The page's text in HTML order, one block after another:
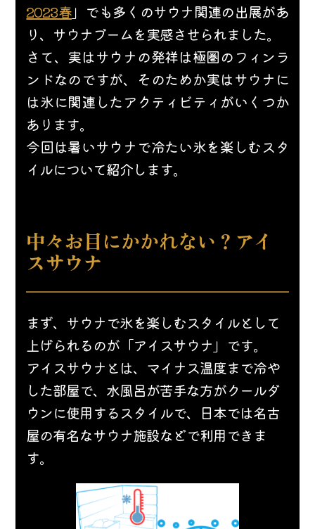
2023春」でも多くのサウナ関連の出展があ
り、サウナブームを実感させられました。
さて、実はサウナの発祥は極圏のフィンラ
ンドなのですが、そのためか実はサウナに
は氷に関連したアクティビティがいくつか
あります。
今回は暑いサウナで冷たい氷を楽しむスタ
イルについて紹介します。
中々お目にかかれない？アイ
スサウナ
まず、サウナで氷を楽しむスタイルとして
上げられるのが「アイスサウナ」です。
アイスサウナとは、マイナス温度まで冷や
した部屋で、水風呂が苦手な方がクールダ
ウンに使用するスタイルで、日本では名古
屋の有名なサウナ施設などで利用できま
す。